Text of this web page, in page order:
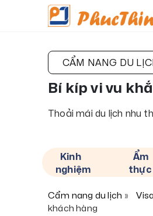
CẨM NANG DU
Bí kíp vi vu
Thoải mái du lịch nhu
Kinh
nghiệm
Ẩm
thực
Cẩm nang du lịch
khách hàng